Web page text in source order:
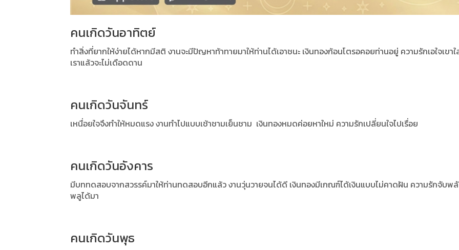
คนเกิดวันอาทิตย์
ทำสิ่งที่ยากให้ง่ายได้หากมีสติ งานจะมีปัญหาท้าทายมาให้ท่านได้เอาชนะ เงินทองก้อนโตรอคอยท่านอยู่ ความรักเอใจเขาใ
เราแล้วจะไม่เดือดดาน
คนเกิดวันจันทร์
เหนื่อยใจจึงทำให้หมดแรง งานทำไปแบบเช้าชามเย็นชาม เงินทองหมดค่อยหาใหม่ ความรักเปลี่ยนใจไปเรื่อย
คนเกิดวันอังคาร
มีบททดสอบจากสวรรค์มาให้ท่านทดสอบอีกแล้ว งานวุ่นวายจนได้ดี เงินทองมีเกณฑ์ได้เงินแบบไม่คาดฝัน ความรักจับพ
พลูได้มา
คนเกิดวันพุธ